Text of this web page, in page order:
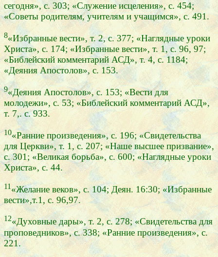
сегодня», с. 303; «Служение исцеления», с. 454;
«Советы родителям, учителям и учащимся», с. 491.
8«Избранные вести», т. 2, с. 377; «Наглядные уроки
Христа», с. 174; «Избранные вести», т. 1, с. 96, 97;
«Библейский комментарий АСД», т. 4, с. 1184;
«Деяния Апостолов», с. 153.
9«Деяния Апостолов», с. 153; «Вести для
молодежи», с. 53; «Библейский комментарий АСД»,
т. 7,. с. 933.
10«Ранние произведения», с. 196; «Свидетельства
для Церкви», т. 1, с. 207; «Наше высшее призвание»,
с. 301; «Великая борьба», с. 600; «Наглядные уроки
Христа», с. 44.
11«Желание веков», с. 104; Деян. 16:30; «Избранные
вести»,т.1, с. 96,97.
12«Духовные дары», т. 2, с. 278; «Свидетельства для
проповедников», с. 338; «Ранние произведения», с.
221.